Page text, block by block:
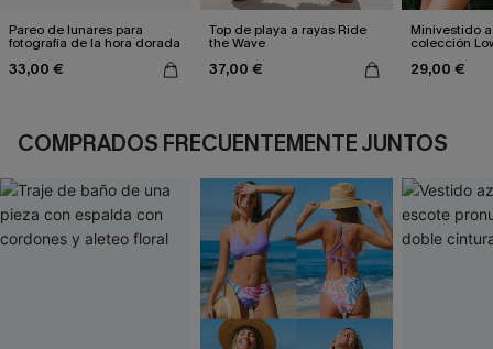
Pareo de lunares para
fotografía de la hora dorada
33,00 €
Top de playa a rayas Ride
the Wave
37,00 €
Minivestido
colección
29,00 €
COMPRADOS FRECUENTEMENTE JUNTOS